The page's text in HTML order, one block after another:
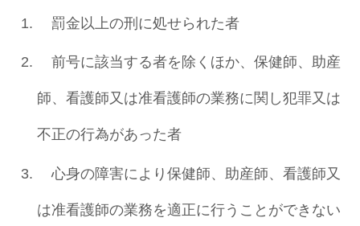
罰金以上の刑に処せられた者
前号に該当する者を除くほか、保健師、助産
師、看護師又は准看護師の業務に関し犯罪又は
不正の行為があった者
心身の障害により保健師、助産師、看護師又
は准看護師の業務を適正に行うことができない